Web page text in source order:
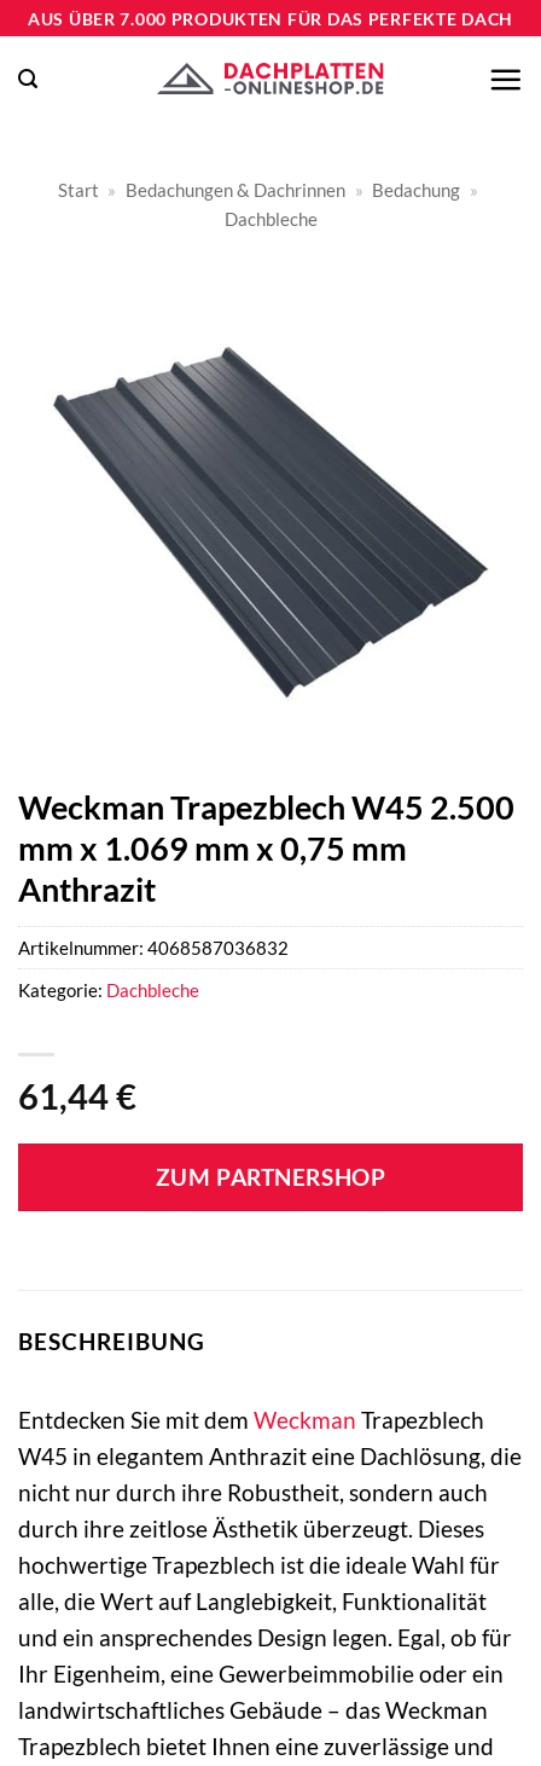
Zum
springen
AUS ÜBER 7.000 PRODUKTEN FÜR DAS PERFEKTE DACH
Start » Bedachungen & Dachrinnen » Bedachung »
Dachbleche
Weckman Trapezblech W45 2.500
mm x 1.069 mm x 0,75 mm
Anthrazit
61,44€
ZUM PARTNERSHOP
Artikelnummer: 4068587036832
Kategorie: Dachbleche
BESCHREIBUNG
Entdecken Sie mit dem Weckman Trapezblech
W45 in elegantem Anthrazit eine Dachlösung, die
nicht nur durch ihre Robustheit, sondern auch
durch ihre zeitlose Ästhetik überzeugt. Dieses
hochwertige Trapezblech ist die ideale Wahl für
alle, die Wert auf Langlebigkeit, Funktionalität
und ein ansprechendes Design legen. Egal, ob für
Ihr Eigenheim, eine Gewerbeimmobilie oder ein
landwirtschaftliches Gebäude – das Weckman
Trapezblech bietet Ihnen eine zuverlässige und